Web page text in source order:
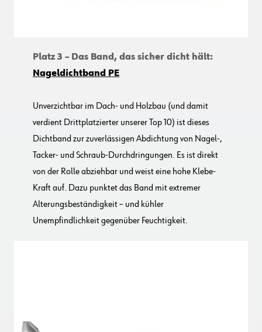
Platz 3 – Das Band, das sicher dicht hält:
Nageldichtband PE
Unverzichtbar im Dach- und Holzbau (und damit
verdient Drittplatzierter unserer Top 10) ist dieses
Dichtband zur zuverlässigen Abdichtung von Nagel-,
Tacker- und Schraub-Durchdringungen. Es ist direkt
von der Rolle abziehbar und weist eine hohe Klebe-
Kraft auf. Dazu punktet das Band mit extremer
Alterungsbeständigkeit – und kühler
Unempfindlichkeit gegenüber Feuchtigkeit.